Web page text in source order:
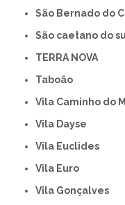
São Bernado do
São caetano do
TERRA NOVA
Taboão
Vila Caminho do
Vila Dayse
Vila Euclides
Vila Euro
Vila Gonçalves